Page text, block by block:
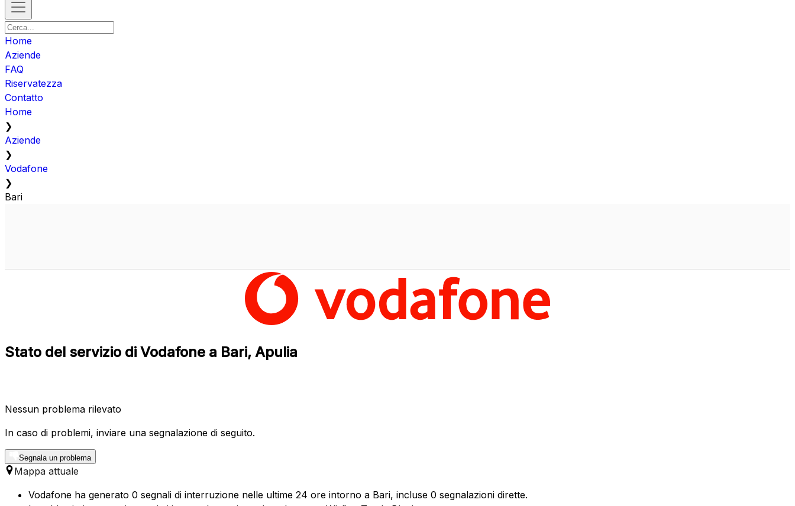
Home
Aziende
FAQ
Riservatezza
Contatto
Home
❯
Aziende
❯
Vodafone
❯
Bari
Stato del servizio di Vodafone a Bari, Apulia
Nessun problema rilevato
In caso di problemi, inviare una segnalazione di seguito.
Segnala un problema
Mappa attuale
Vodafone ha generato 0 segnali di interruzione nelle ultime 24 ore intorno a Bari, incluse 0 segnalazioni dirette.